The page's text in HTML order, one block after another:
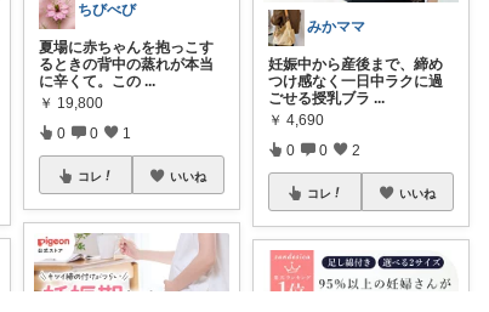
ちびべび
夏場に赤ちゃんを抱っこす
るときの背中の蒸れが本当
に辛くて。この ...
￥ 19,800
0 0 1
コレ いいね
みかママ
妊娠中から産後まで、締め
つけ感なく一日中ラクに過
ごせる授乳ブラ ...
￥ 4,690
0 0 2
コレ いいね